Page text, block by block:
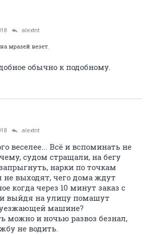
alextnt
мразей везет.
обычно к подобному.
alextnt
веселее... Всё и вспоминать не
судом стращали, на бегу
нарки по точкам
не выходят, чего дома ждут
когда через 10 минут заказ с
выйдя на улицу помашут
машине?
можно и ночью развоз безнал,
не водить.